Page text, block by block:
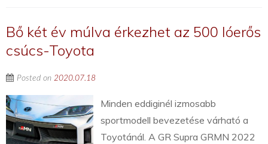
Bő két év múlva érkezhet az 500 lóerős
csúcs-Toyota
Posted on 2020.07.18
Minden eddiginél izmosabb
sportmodell bevezetése várható a
Toyotánál. A GR Supra GRMN 2022